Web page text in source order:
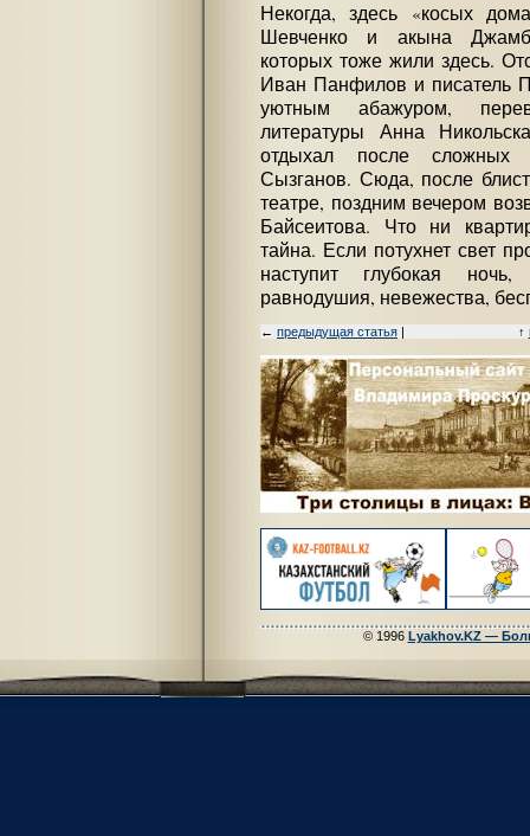
Некогда, здесь «косых
Шевченко и акына
которых тоже жили здесь.
Иван Панфилов и писатель
уютным абажуром,
литературы Анна
отдыхал после сложных
Сызганов. Сюда, после
театре, поздним вечером
Байсеитова. Что ни
тайна. Если потухнет свет
наступит глубокая
равнодушия, невежества,
← предыдущая статья ↑
© 1996 Lyakhov.KZ —